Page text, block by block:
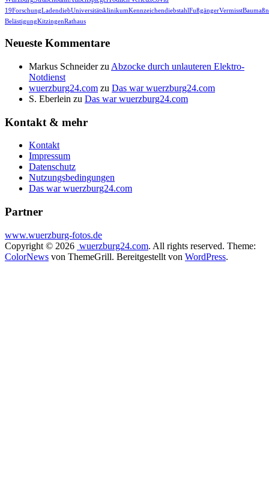
19ForschungLadendiebUniversitätsklinikumKennzeichendiebstahlFußgängerVermisst
BelästigungKitzingenRathaus
Neueste Kommentare
Markus Schneiderzu Abzocke durch unlauteren Elektro-
Notdienst
wuerzburg24.com zu Das war wuerzburg24.com
S. Eberlein zu Das war wuerzburg24.com
Kontakt & mehr
Kontakt
Impressum
Datenschutz
Nutzungsbedingungen
Das war wuerzburg24.com
Partner
www.wuerzburg-fotos.de
Copyright © 2026 wuerzburg24.com. All rights reserved. Theme:
ColorNews von ThemeGrill. Bereitgestellt von WordPress.